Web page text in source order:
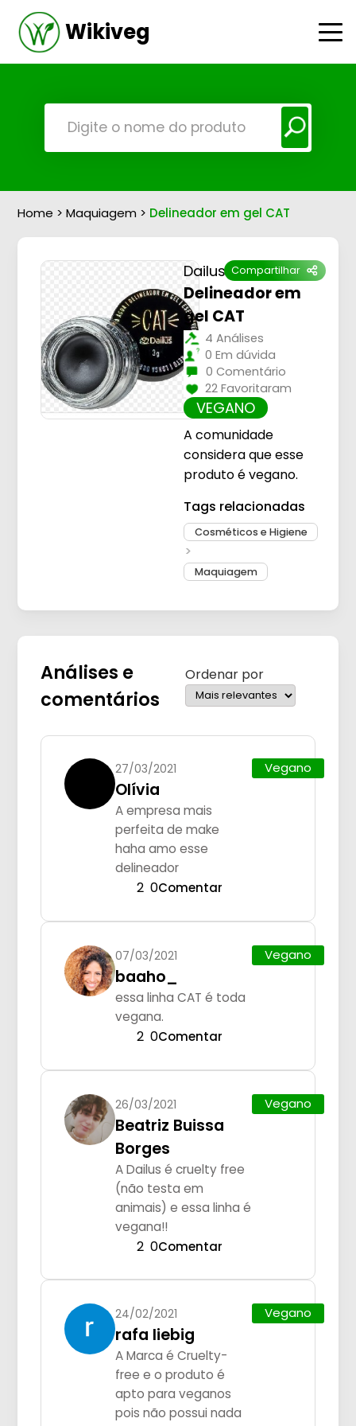
Wikiveg
Home >Maquiagem > Delineador em gel CAT
Compartilhar
Dailus
Delineador em
gel CAT
4 Análises
0 Em dúvida
0 Comentário
22 Favoritaram
VEGANO
A comunidade
considera que esse
produto é vegano.
Tags relacionadas
Cosméticos e Higiene
Maquiagem
Análises e
comentários
Ordenar por
27/03/2021
Olívia
A empresa mais
perfeita de make
haha amo esse
delineador
Vegano
2 0Comentar
07/03/2021
baaho_
essa linha CAT é toda
vegana.
Vegano
2 0Comentar
26/03/2021
Beatriz Buissa
Borges
A Dailus é cruelty free
(não testa em
animais) e essa linha é
vegana!!
Vegano
2 0Comentar
24/02/2021
rafa liebig
A Marca é Cruelty-
free e o produto é
apto para veganos
pois não possui nada
Vegano